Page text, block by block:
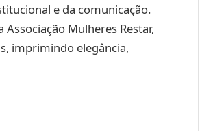
e da comunicação.
Mulheres Restar,
imprimindo elegância,